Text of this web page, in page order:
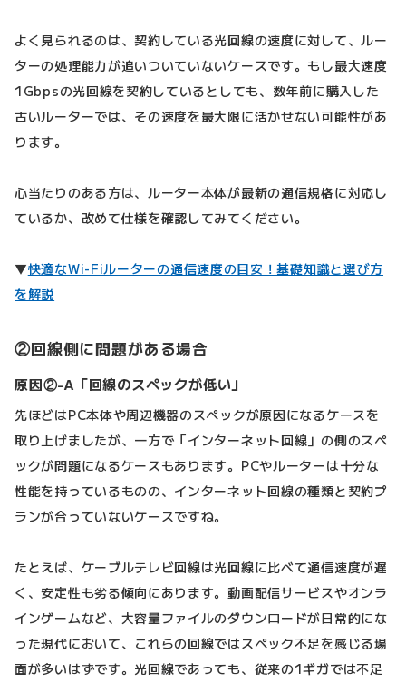
よく見られるのは、契約している光回線の速度に対して、ルー
ターの処理能力が追いついていないケースです。もし最大速度
1Gbpsの光回線を契約しているとしても、数年前に購入した
古いルーターでは、その速度を最大限に活かせない可能性があ
ります。
心当たりのある方は、ルーター本体が最新の通信規格に対応し
ているか、改めて仕様を確認してみてください。
▼快適なWi-Fiルーターの通信速度の目安！基礎知識と選び方
を解説
②回線側に問題がある場合
原因②-A「回線のスペックが低い」
先ほどはPC本体や周辺機器のスペックが原因になるケースを
取り上げましたが、一方で「インターネット回線」の側のスペ
ックが問題になるケースもあります。PCやルーターは十分な
性能を持っているものの、インターネット回線の種類と契約プ
ランが合っていないケースですね。
たとえば、ケーブルテレビ回線は光回線に比べて通信速度が遅
く、安定性も劣る傾向にあります。動画配信サービスやオンラ
インゲームなど、大容量ファイルのダウンロードが日常的にな
った現代において、これらの回線ではスペック不足を感じる場
面が多いはずです。光回線であっても、従来の1ギガでは不足